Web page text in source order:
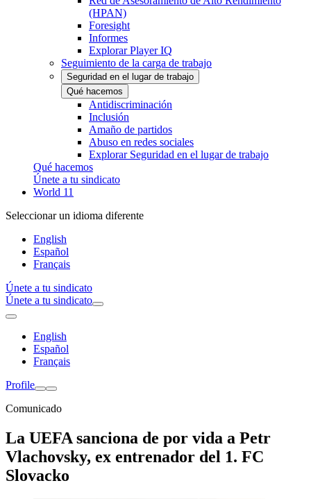
(HPAN)
Foresight
Informes
Explorar Player IQ
Seguimiento de la carga de trabajo
Seguridad en el lugar de trabajo
Qué hacemos
Antidiscriminación
Inclusión
Amaño de partidos
Abuso en redes sociales
Explorar Seguridad en el lugar de trabajo
Qué hacemos
Únete a tu sindicato
World 11
Seleccionar un idioma diferente
English
Español
Français
Únete a tu sindicato
Únete a tu sindicato
English
Español
Français
Profile
Comunicado
La UEFA sanciona de por vida a Petr
Vlachovsky, ex entrenador del 1. FC
Slovacko